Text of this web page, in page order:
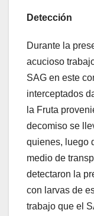
Detección
Durante la
acucioso
SAG en este
interceptados
la Fruta
decomiso se
quienes, luego
medio de
detectaron la
con larvas de
trabajo que el